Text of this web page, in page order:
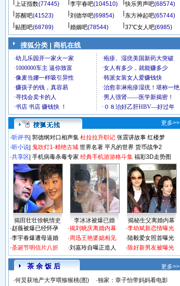
上证指数(77445) 李宇春吧(104510) 快乐男声吧(68574)
苏醒吧(41523) 刘德华吧(69854) 东方神起吧(65744)
贴图吧(68789) 婚姻吧(78544) 37℃女人吧(6985)
搜狐分类 | 商机在线
更多>>
·听评书 郭德纲对口相声集 杜拉拉升职记 张震讲故事 红楼梦
·听小说 鬼吹灯1-精绝古城 世界名著 平凡的世界 货币战争2
·共享区 手机病毒杀毒专家 经典手机游游格斗集 福彩3D走势图
揭田壮壮徐帆情史 李冰冰被爆已婚
揭秘生父离婚内幕
·赵薇被爆已经怀孕
·李宇春爆遭母逼婚
·圣诞节明信片八折
·揭刘晓庆离婚内幕
·周迅王艳婆媳相见
·刘嘉玲自曝正造人
·李幼斌新恋情曝光
·陆毅爱女照首曝光
·陈好新男友被曝光
茶 余 饭 后
更多>>
·何炅获地产大亨喂猕猴桃(图) ·独家：章子怡带妈妈看电影